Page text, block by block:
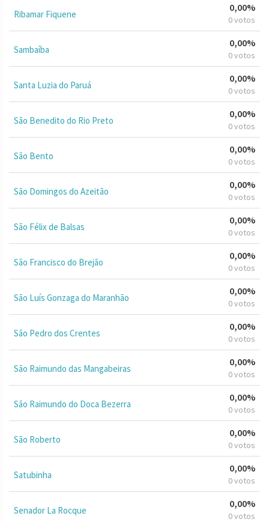
Ribamar Fiquene
0,00%
0 votos
Sambaíba
0,00%
0 votos
Santa Luzia do Paruá
0,00%
0 votos
São Benedito do Rio Preto
0,00%
0 votos
São Bento
0,00%
0 votos
São Domingos do Azeitão
0,00%
0 votos
São Félix de Balsas
0,00%
0 votos
São Francisco do Brejão
0,00%
0 votos
São Luís Gonzaga do Maranhão
0,00%
0 votos
São Pedro dos Crentes
0,00%
0 votos
São Raimundo das Mangabeiras
0,00%
0 votos
São Raimundo do Doca Bezerra
0,00%
0 votos
São Roberto
0,00%
0 votos
Satubinha
0,00%
0 votos
Senador La Rocque
0,00%
0 votos